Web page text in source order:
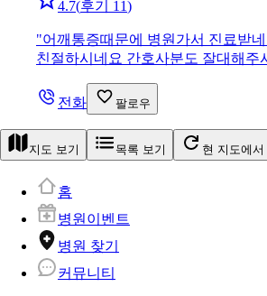
4.7(후기 11)
"어깨통증때문에 병원가서 진료받
친절하시네요 간호사분도 잘대해주
전화 팔로우
지도 보기 목록 보기 현 지도에서
홈
병원이벤트
병원 찾기
커뮤니티